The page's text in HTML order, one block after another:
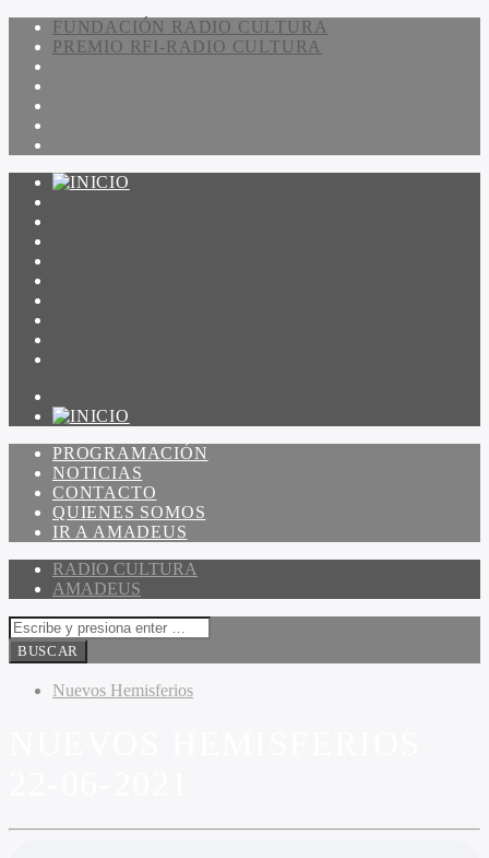
FUNDACIÓN RADIO CULTURA
PREMIO RFI-RADIO CULTURA
PROGRAMACIÓN
NOTICIAS
CONTACTO
QUIENES SOMOS
IR A AMADEUS
RADIO CULTURA
AMADEUS
Nuevos Hemisferios